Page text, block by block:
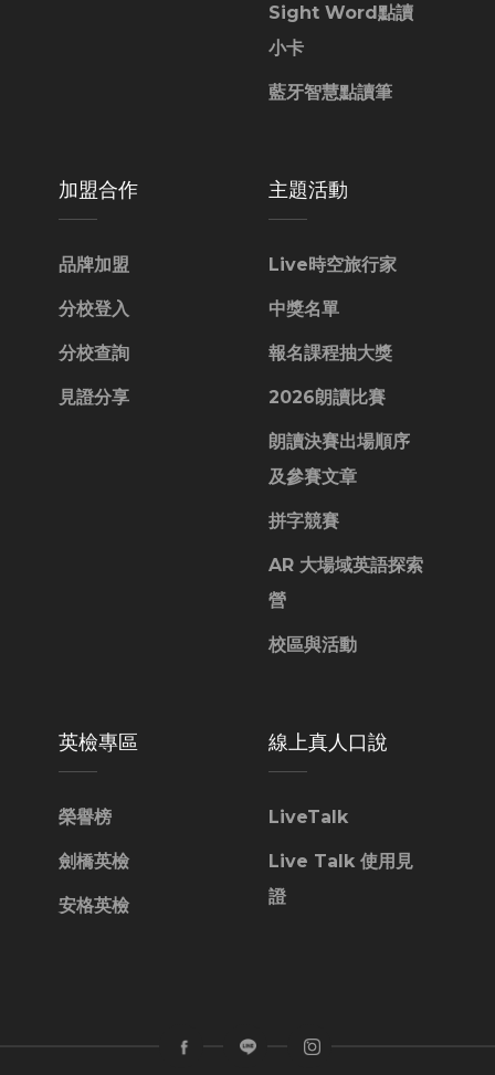
Sight Word點讀
小卡
藍牙智慧點讀筆
加盟合作
品牌加盟
分校登入
分校查詢
見證分享
主題活動
Live時空旅行家
中獎名單
報名課程抽大獎
2026朗讀比賽
朗讀決賽出場順序
及參賽文章
拼字競賽
AR 大場域英語探索
營
校區與活動
英檢專區
榮譽榜
劍橋英檢
安格英檢
線上真人口說
LiveTalk
Live Talk 使用見
證